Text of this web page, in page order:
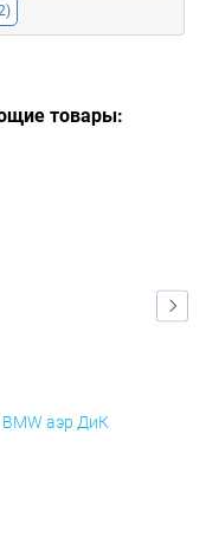
товары:
аэр ДиК